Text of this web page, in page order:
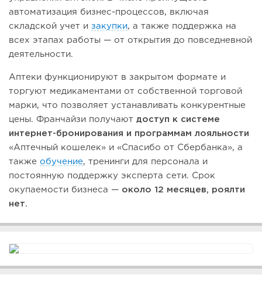
автоматизация бизнес-процессов, включая
складской учет и закупки, а также поддержка на
всех этапах работы — от открытия до повседневной
деятельности.
Аптеки функционируют в закрытом формате и
торгуют медикаментами от собственной торговой
марки, что позволяет устанавливать конкурентные
цены. Франчайзи получают доступ к системе
интернет-бронирования и программам лояльности
«Аптечный кошелек» и «Спасибо от Сбербанка», а
также обучение, тренинги для персонала и
постоянную поддержку эксперта сети. Срок
окупаемости бизнеса — около 12 месяцев, роялти
нет.